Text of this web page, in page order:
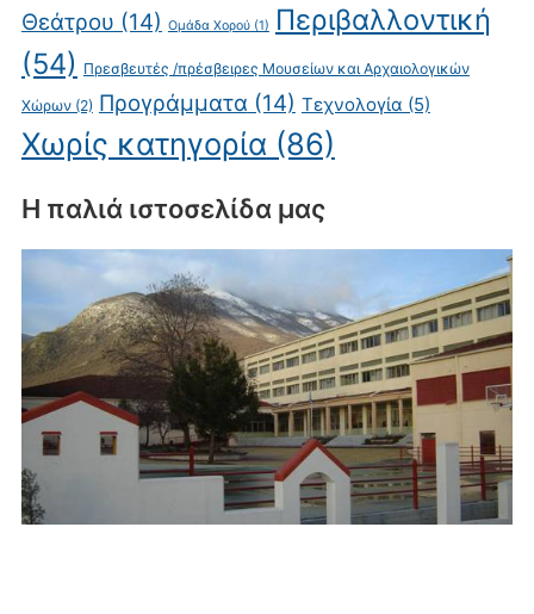
Θεάτρου (14) Ομάδα Χορού(1)
Περιβαλλοντική
(54) Πρεσβευτές /πρέσβειρες Μουσείων και Αρχαιολογικών
Χώρων(2) Προγράμματα (14) Τεχνολογία (5)
Χωρίς κατηγορία (86)
Η παλιά ιστοσελίδα μας